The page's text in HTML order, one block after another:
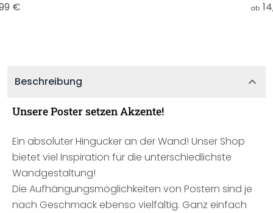
€
ab
Beschreibung
Unsere Poster setzen Akzente!
Ein absoluter Hingucker an der Wand! Unser Shop
bietet viel Inspiration für die unterschiedlichste
Wandgestaltung!
Die Aufhängungsmöglichkeiten von Postern sind je
nach Geschmack ebenso vielfältig. Ganz einfach